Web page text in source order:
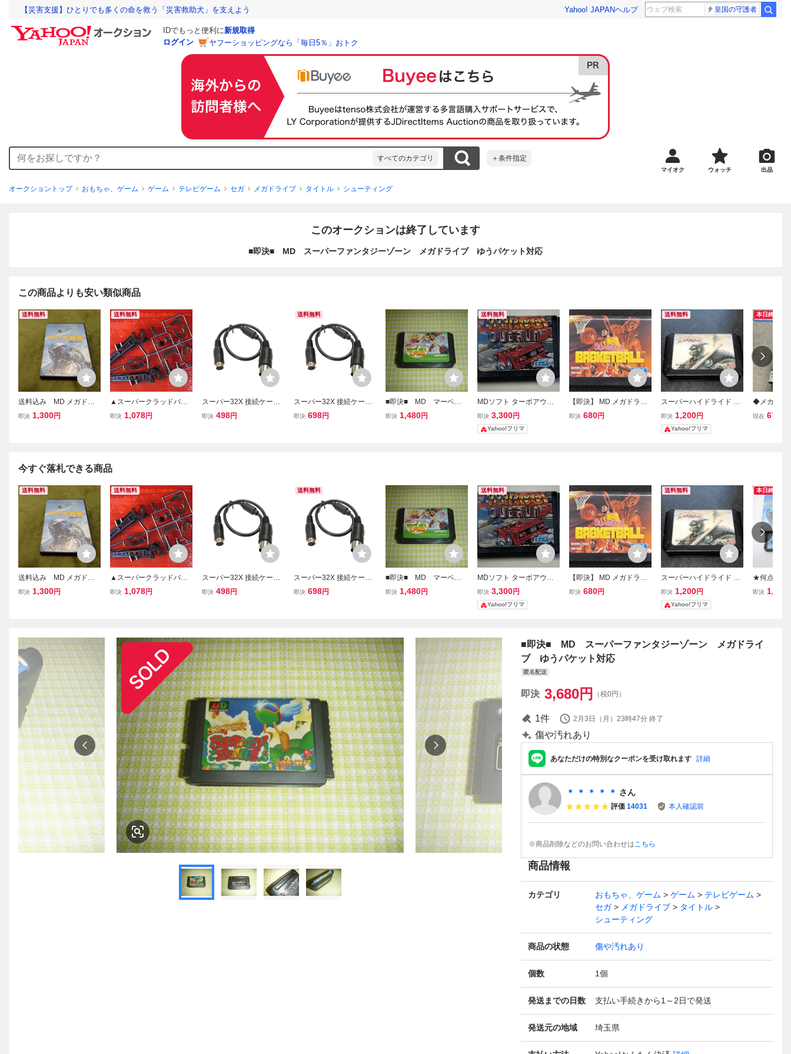
【災害支援】ひとりでも多くの命を救う「災害救助犬」を支えよう Yahoo! JAPANヘルプ 皇国の守護者
IDでもっと便利に新規取得
ログイン
ヤフーショッピングなら「毎日5％」おトク
すべてのカテゴリ ＋条件指定
マイオク ウォッチ 出品
オークショントップ おもちゃ、ゲーム ゲーム テレビゲーム セガ メガドライブ タイトル シューティング
このオークションは終了しています
■即決■ MD スーパーファンタジーゾーン メガドライブ ゆうパケット対応
この商品よりも安い類似商品
送料無料
送料込み MD メガドラ
イブ スーパー大戦略
即決 1,300円
送料無料
▲スーパークラッドバス
ター,C部品スイングアー
即決 1,078円
スーパー32X 接続ケーブ
ル メガドライブ1用 MD G
即決 498円
送料無料
スーパー32X 接続ケーブ
ル メガドライブ1用 MD G
即決 698円
■即決■ MD マーベル
ランド メガドライブ
即決 1,480円
送料無料
MDソフト ターボアウト
ラン ソフト単品 メガド
ライブ ＴＵＲＢＯOUT
RUN
即決 3,300円
Yahoo!フリマ
【即決】 MD メガドライ
ブ スーパーリアルバスケ
即決 680円
送料無料
スーパーハイドライド M
D メガドライブゲーム
即決 1,200円
Yahoo!フリマ
本日終了
◆メガドラ
イムワー
現在 671
今すぐ落札できる商品
送料無料
送料込み MD メガドラ
イブ スーパー大戦略
即決 1,300円
送料無料
▲スーパークラッドバス
ター,C部品スイングアー
即決 1,078円
スーパー32X 接続ケーブ
ル メガドライブ1用 MD G
即決 498円
送料無料
スーパー32X 接続ケーブ
ル メガドライブ1用 MD G
即決 698円
■即決■ MD マーベル
ランド メガドライブ
即決 1,480円
送料無料
MDソフト ターボアウト
ラン ソフト単品 メガド
ライブ ＴＵＲＢＯOUT
RUN
即決 3,300円
Yahoo!フリマ
【即決】 MD メガドライ
ブ スーパーリアルバスケ
即決 680円
送料無料
スーパーハイドライド M
D メガドライブゲーム
即決 1,200円
Yahoo!フリマ
本日終了
★何点でも
★ スーパー
即決 1,980
■即決■ MD スーパーファンタジーゾーン メガドライ
ブ ゆうパケット対応
匿名配送
即決 3,680円 （税0円）
1件 2月3日（月）23時47分 終了
傷や汚れあり
あなただけの特別なクーポンを受け取れます 詳細
＊ ＊ ＊ ＊ ＊ さん
評価 14031 本人確認前
※商品削除などのお問い合わせはこちら
商品情報
カテゴリ おもちゃ、ゲーム ゲーム
テレビゲーム
セガ
メガドライブ
タイトル
シューティング
商品の状態 傷や汚れあり
個数 1個
発送までの日数 支払い手続きから1～2日で発送
発送元の地域 埼玉県